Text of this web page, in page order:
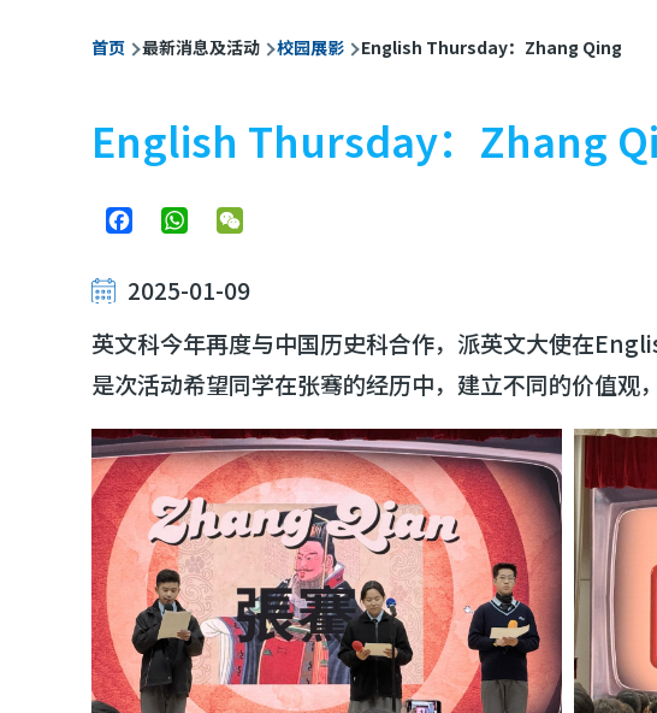
面
包
屑
首页 最新消息及活动 校园展影 English Thursday：Zhang Qing
English Thursday：Zhang
FacebookWhatsApp
2025-01-09
英文科今年再度与中国历史科合作，派英文大使在
是次活动希望同学在张骞的经历中，建立不同的价值观